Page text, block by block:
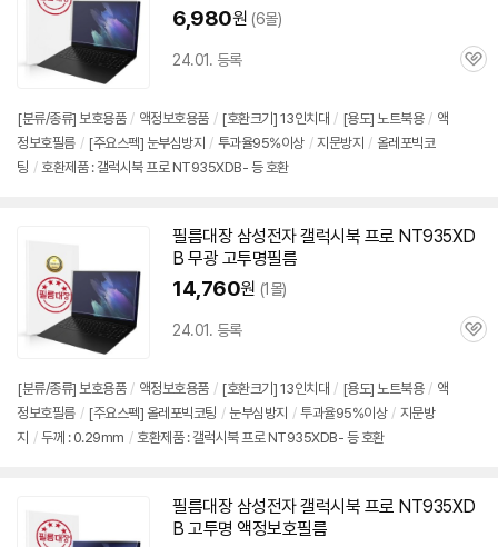
6,980원 (6몰)
24.01. 등록
관
[분류/종류] 보호용품 / 액정보호용품 / [호환크기] 13인치대 / [용도] 노트북용 / 액
정보호필름 / [주요스펙] 눈부심방지 / 투과율95%이상 / 지문방지 / 올레포빅코
팅 / 호환제품 : 갤럭시북 프로 NT935XDB- 등 호환
필름대장 삼성전자 갤럭시북 프로 NT935XD
B 무광 고투명필름
14,760원 (1몰)
24.01. 등록
관
[분류/종류] 보호용품 / 액정보호용품 / [호환크기] 13인치대 / [용도] 노트북용 / 액
정보호필름 / [주요스펙] 올레포빅코팅 / 눈부심방지 / 투과율95%이상 / 지문방
지 / 두께 : 0.29mm / 호환제품 : 갤럭시북 프로 NT935XDB- 등 호환
필름대장 삼성전자 갤럭시북 프로 NT935XD
B 고투명 액정보호필름